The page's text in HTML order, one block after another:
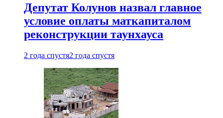
Депутат Колунов назвал главное
условие оплаты маткапиталом
реконструкции таунхауса
2 года спустя2 года спустя